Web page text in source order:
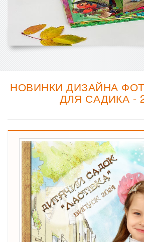
НОВИНКИ ДИЗАЙНА
ДЛЯ САДИКА -